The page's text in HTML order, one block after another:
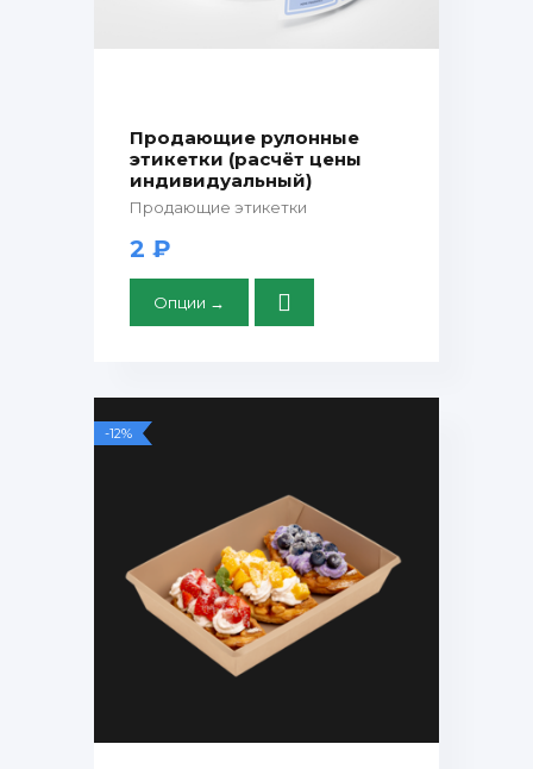
Продающие рулонные
этикетки (расчёт цены
индивидуальный)
Продающие этикетки
2 ₽
Опции →
-12%